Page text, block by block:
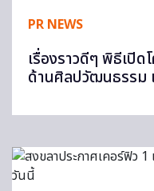
PR NEWS
เรื่องราวดีๆ พิธีเปิ
ด้านศิลปวัฒนธรรม